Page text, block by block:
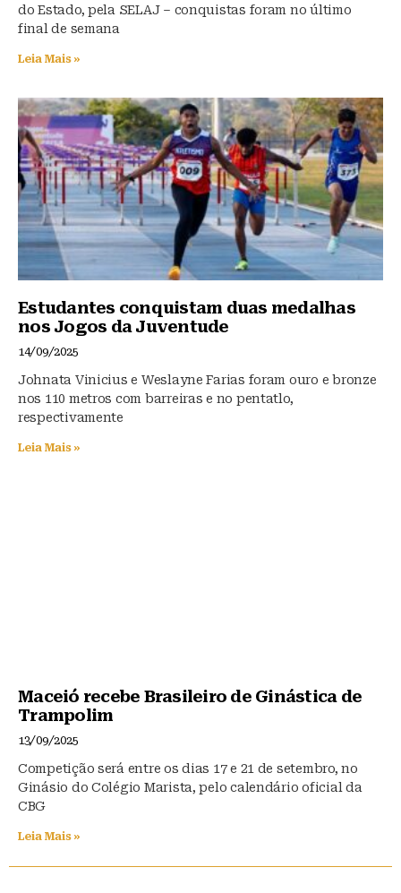
do Estado, pela SELAJ – conquistas foram no último
final de semana
Leia Mais »
Estudantes conquistam duas medalhas
nos Jogos da Juventude
14/09/2025
Johnata Vinicius e Weslayne Farias foram ouro e bronze
nos 110 metros com barreiras e no pentatlo,
respectivamente
Leia Mais »
Maceió recebe Brasileiro de Ginástica de
Trampolim
13/09/2025
Competição será entre os dias 17 e 21 de setembro, no
Ginásio do Colégio Marista, pelo calendário oficial da
CBG
Leia Mais »